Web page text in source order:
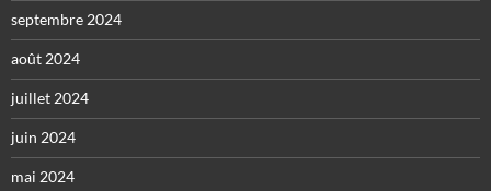
septembre 2024
août 2024
juillet 2024
juin 2024
mai 2024